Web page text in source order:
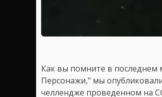
Как вы помните в последнем
Персонажи," мы
челлендже проведенном на